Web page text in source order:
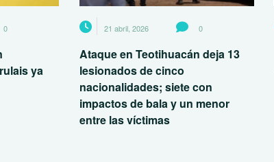
0
ya
21 abril, 2026 0
Ataque en Teotihuacán deja 13
lesionados de cinco
nacionalidades; siete con
impactos de bala y un menor
entre las víctimas